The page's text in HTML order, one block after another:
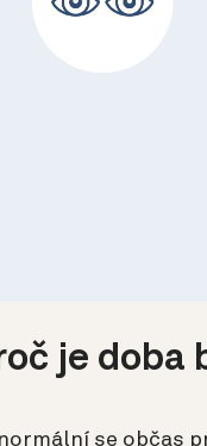
je doba
se občas